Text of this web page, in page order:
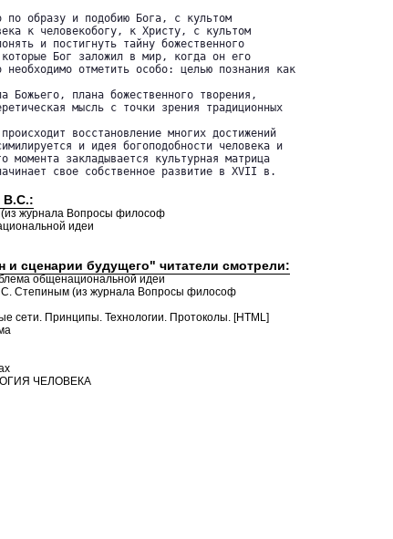
по образу и подобию Бога, с культом
к человекобогу, к Христу, с культом
и постигнуть тайну божественного
Бог заложил в мир, когда он его
необходимо отметить особо: целью познания как
Божьего, плана божественного творения,
мысль с точки зрения традиционных
восстановление многих достижений
и идея богоподобности человека и
момента закладывается культурная матрица
свое собственное развитие в XVII в.
В.С.:
журнала Вопросы философ
идеи
и сценарии будущего" читатели смотрели:
общенациональной идеи
Степиным (из журнала Вопросы философ
Принципы. Технологии. Протоколы. [HTML]
ЧЕЛОВЕКА